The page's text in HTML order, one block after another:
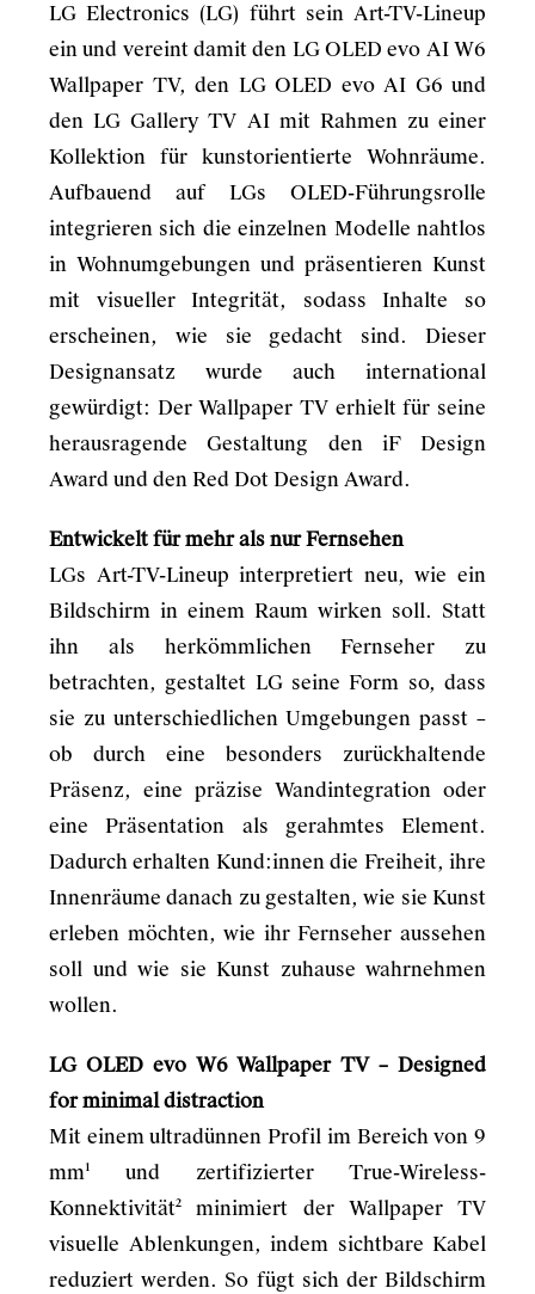
LG Electronics (LG) führt sein Art-TV-Lineup
ein und vereint damit den LG OLED evo AI W6
Wallpaper TV, den LG OLED evo AI G6 und
den LG Gallery TV AI mit Rahmen zu einer
Kollektion für kunstorientierte Wohnräume.
Aufbauend auf LGs OLED-Führungsrolle
integrieren sich die einzelnen Modelle nahtlos
in Wohnumgebungen und präsentieren Kunst
mit visueller Integrität, sodass Inhalte so
erscheinen, wie sie gedacht sind. Dieser
Designansatz wurde auch international
gewürdigt: Der Wallpaper TV erhielt für seine
herausragende Gestaltung den iF Design
Award und den Red Dot Design Award.
Entwickelt für mehr als nur Fernsehen
LGs Art-TV-Lineup interpretiert neu, wie ein
Bildschirm in einem Raum wirken soll. Statt
ihn als herkömmlichen Fernseher zu
betrachten, gestaltet LG seine Form so, dass
sie zu unterschiedlichen Umgebungen passt –
ob durch eine besonders zurückhaltende
Präsenz, eine präzise Wandintegration oder
eine Präsentation als gerahmtes Element.
Dadurch erhalten Kund:innen die Freiheit, ihre
Innenräume danach zu gestalten, wie sie Kunst
erleben möchten, wie ihr Fernseher aussehen
soll und wie sie Kunst zuhause wahrnehmen
wollen.
LG OLED evo W6 Wallpaper TV – Designed
for minimal distraction
Mit einem ultradünnen Profil im Bereich von 9
mm¹ und zertifizierter True-Wireless-
Konnektivität² minimiert der Wallpaper TV
visuelle Ablenkungen, indem sichtbare Kabel
reduziert werden. So fügt sich der Bildschirm